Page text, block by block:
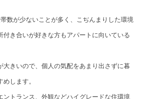
数が少ないことが多く、こぢんまりした環境
付き合いが好きな方もアパートに向いている
大きいので、個人の気配をあまり出さずに暮
します。
ントランス、外観などハイグレードな住環境